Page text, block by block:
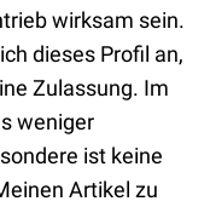
wirksam sein.
dieses Profil an,
Zulassung. Im
weniger
ist keine
Artikel zu